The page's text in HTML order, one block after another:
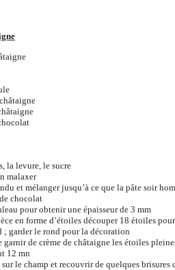
la levure, le sucre
malaxer
et mélanger jusqu’à ce que la pâte soir
chocolat
pour obtenir une épaisseur de 3 mm
en forme d’étoiles découper 18 étoiles
; garder le rond pour la décoration
de crème de châtaigne les étoiles
12 mn
le champ et recouvrir de quelques brisures